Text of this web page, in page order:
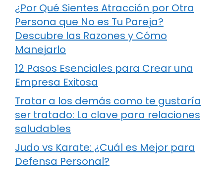
¿Por Qué Sientes Atracción por Otra
Persona que No es Tu Pareja?
Descubre las Razones y Cómo
Manejarlo
12 Pasos Esenciales para Crear una
Empresa Exitosa
Tratar a los demás como te gustaría
ser tratado: La clave para relaciones
saludables
Judo vs Karate: ¿Cuál es Mejor para
Defensa Personal?